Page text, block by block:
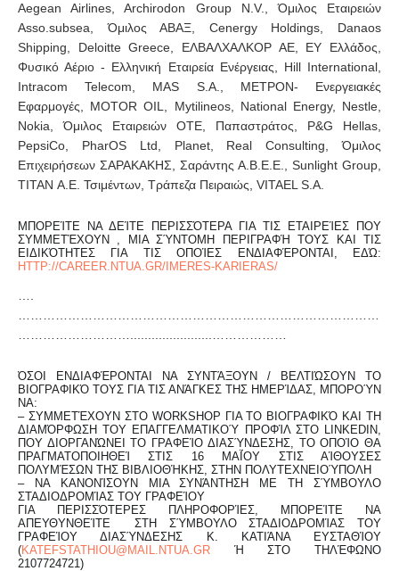
Aegean Airlines, Archirodon Group N.V., Όμιλος Εταιρειών
Asso.subsea, Όμιλος ΑΒΑΞ, Cenergy Holdings, Danaos
Shipping, Deloitte Greece, ΕΛΒΑΛΧΑΛΚΟΡ ΑΕ, EY Ελλάδος,
Φυσικό Αέριο - Ελληνική Εταιρεία Ενέργειας, Hill International,
Intracom Telecom, MAS S.A., MΕΤΡΟΝ- Ενεργειακές
Εφαρμογές, MOTOR OIL, Mytilineos, National Energy, Nestle,
Nokia, Όμιλος Εταιρειών ΟΤΕ, Παπαστράτος, P&G Hellas,
PepsiCo, PharOS Ltd, Planet, Real Consulting, Όμιλος
Επιχειρήσεων ΣΑΡΑΚΑΚΗΣ, Σαράντης Α.Β.Ε.Ε., Sunlight Group,
TITAN Α.Ε. Τσιμέντων, Τράπεζα Πειραιώς, VITAEL S.A.
ΜΠΟΡΕΊΤΕ ΝΑ ΔΕΊΤΕ ΠΕΡΙΣΣΌΤΕΡΑ ΓΙΑ ΤΙΣ ΕΤΑΙΡΕΊΕΣ ΠΟΥ
ΣΥΜΜΕΤΈΧΟΥΝ , ΜΙΑ ΣΎΝΤΟΜΗ ΠΕΡΙΓΡΑΦΉ ΤΟΥΣ ΚΑΙ ΤΙΣ
ΕΙΔΙΚΌΤΗΤΕΣ ΓΙΑ ΤΙΣ ΟΠΟΊΕΣ ΕΝΔΙΑΦΈΡΟΝΤΑΙ, ΕΔΏ:
HTTP://CAREER.NTUA.GR/IMERES-KARIERAS/
ΌΣΟΙ ΕΝΔΙΑΦΈΡΟΝΤΑΙ ΝΑ ΣΥΝΤΆΞΟΥΝ / ΒΕΛΤΙΏΣΟΥΝ ΤΟ
ΒΙΟΓΡΑΦΙΚΌ ΤΟΥΣ ΓΙΑ ΤΙΣ ΑΝΆΓΚΕΣ ΤΗΣ ΗΜΕΡΊΔΑΣ, ΜΠΟΡΟΎΝ
ΝΑ:
– ΣΥΜΜΕΤΈΧΟΥΝ ΣΤΟ WORKSHOP ΓΙΑ ΤΟ ΒΙΟΓΡΑΦΙΚΌ ΚΑΙ ΤΗ
ΔΙΑΜΌΡΦΩΣΗ ΤΟΥ ΕΠΑΓΓΕΛΜΑΤΙΚΟΎ ΠΡΟΦΊΛ ΣΤΟ LINKEDIN,
ΠΟΥ ΔΙΟΡΓΑΝΏΝΕΙ ΤΟ ΓΡΑΦΕΊΟ ΔΙΑΣΎΝΔΕΣΗΣ, ΤΟ ΟΠΟΊΟ ΘΑ
ΠΡΑΓΜΑΤΟΠΟΙΗΘΕΊ ΣΤΙΣ 16 ΜΑΪ́ΟΥ ΣΤΙΣ ΑΊΘΟΥΣΕΣ ΠΟ
ΛΥΜΈΣΩΝ ΤΗΣ ΒΙΒΛΙΟΘΉΚΗΣ, ΣΤΗΝ ΠΟΛΥΤΕΧΝΕΙΟΎΠΟΛΗ
– ΝΑ ΚΑΝΟΝΊΣΟΥΝ ΜΙΑ ΣΥΝΆΝΤΗΣΗ ΜΕ ΤΗ ΣΎΜΒΟΥΛΟ
ΣΤΑΔΙΟΔΡΟΜΊΑΣ ΤΟΥ ΓΡΑΦΕΊΟΥ
ΓΙΑ ΠΕΡΙΣΣΌΤΕΡΕΣ ΠΛΗΡΟΦΟΡΊΕΣ, ΜΠΟΡΕΊΤΕ ΝΑ
ΑΠΕΥΘΥΝΘΕΊΤΕ ΣΤΗ ΣΎΜΒΟΥΛΟ ΣΤΑΔΙΟΔΡΟΜΊΑΣ ΤΟΥ
ΓΡΑΦΕΊΟΥ ΔΙΑΣΎΝΔΕΣΗΣ Κ. ΚΑΤΙΆΝΑ ΕΥΣΤΑΘΊΟΥ
(
Ή ΣΤΟ ΤΗΛΈΦΩΝΟ
2107724721)